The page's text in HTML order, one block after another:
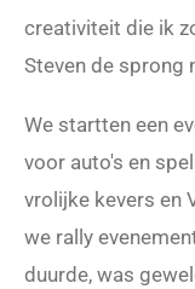
creativiteit die ik
Steven de sprong
We startten een
voor auto's en
vrolijke kevers en
we rally
duurde, was